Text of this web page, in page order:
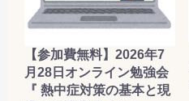
【参加費無料】2026年7
月28日オンライン勉強会
『 熱中症対策の基本と現